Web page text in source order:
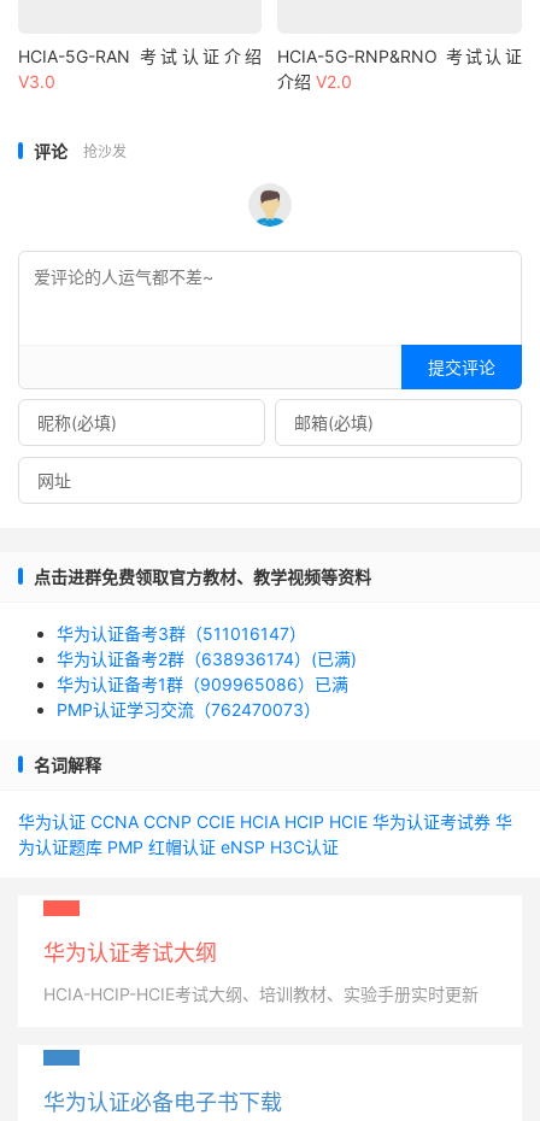
HCIA-5G-RAN 考试认证介绍
V3.0
HCIA-5G-RNP&RNO 考试认证
介绍V2.0
评论 抢沙发
提交评论
点击进群免费领取官方教材、教学视频等资料
华为认证备考3群（511016147）
华为认证备考2群（638936174）(已满)
华为认证备考1群（909965086）已满
PMP认证学习交流（762470073）
名词解释
华为认证 CCNA CCNP CCIE HCIA HCIP HCIE 华为认证考试券 华
为认证题库 PMP 红帽认证 eNSP H3C认证
华为认证考试大纲
HCIA-HCIP-HCIE考试大纲、培训教材、实验手册实时更新
华为认证必备电子书下载